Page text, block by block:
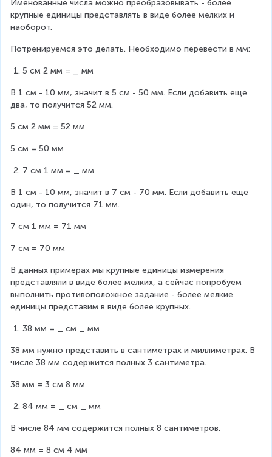
Именованные числа можно преобразовывать - более
крупные единицы представлять в виде более мелких и
наоборот.
Потренируемся это делать. Необходимо перевести в мм:
5 см 2 мм = _ мм
В 1 см - 10 мм, значит в 5 см - 50 мм. Если добавить еще
два, то получится 52 мм.
5 см 2 мм = 52 мм
5 см = 50 мм
7 см 1 мм = _ мм
В 1 см - 10 мм, значит в 7 см - 70 мм. Если добавить еще
один, то получится 71 мм.
7 см 1 мм = 71 мм
7 см = 70 мм
В данных примерах мы крупные единицы измерения
представляли в виде более мелких, а сейчас попробуем
выполнить противоположное задание - более мелкие
единицы представим в виде более крупных.
38 мм = _ см _ мм
38 мм нужно представить в сантиметрах и миллиметрах. В
числе 38 мм содержится полных 3 сантиметра.
38 мм = 3 см 8 мм
84 мм = _ см _ мм
В числе 84 мм содержится полных 8 сантиметров.
84 мм = 8 см 4 мм